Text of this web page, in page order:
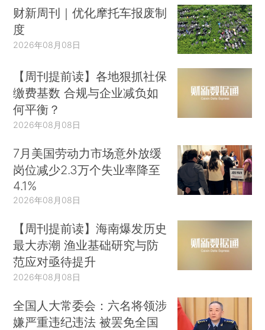
财新周刊｜优化摩托车报废制
度
2026年08月08日
【周刊提前读】各地狠抓社保
缴费基数 合规与企业减负如
何平衡？
2026年08月08日
7月美国劳动力市场意外放缓
岗位减少2.3万个失业率降至
4.1%
2026年08月08日
【周刊提前读】海南爆发历史
最大赤潮 渔业基础研究与防
范应对亟待提升
2026年08月08日
全国人大常委会：六名将领涉
嫌严重违纪违法 被罢免全国